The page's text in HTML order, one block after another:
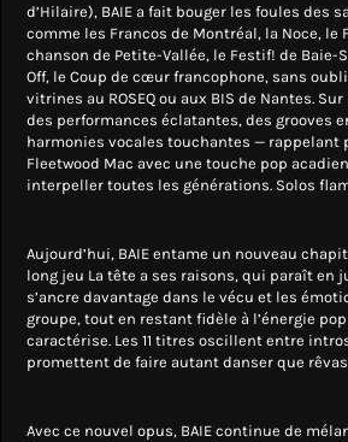
d’Hilaire), BAIE a fait bouger les foules des
comme les Francos de Montréal, la Noce, le
chanson de Petite-Vallée, le Festif! de Baie-
Off, le Coup de cœur francophone, sans
vitrines au ROSEQ ou aux BIS de Nantes.
des performances éclatantes, des grooves
harmonies vocales touchantes — rappelant
Fleetwood Mac avec une touche pop
interpeller toutes les générations. Solos
Aujourd’hui, BAIE entame un nouveau
long jeu La tête a ses raisons, qui paraît en
s’ancre davantage dans le vécu et les
groupe, tout en restant fidèle à l’énergie
caractérise. Les 11 titres oscillent entre
promettent de faire autant danser que
Avec ce nouvel opus, BAIE continue de